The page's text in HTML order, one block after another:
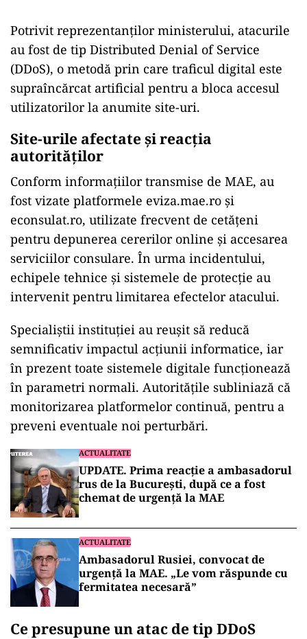
Potrivit reprezentanților ministerului, atacurile
au fost de tip Distributed Denial of Service
(DDoS), o metodă prin care traficul digital este
supraîncărcat artificial pentru a bloca accesul
utilizatorilor la anumite site-uri.
Site-urile afectate și reacția
autorităților
Conform informațiilor transmise de MAE, au
fost vizate platformele eviza.mae.ro și
econsulat.ro, utilizate frecvent de cetățeni
pentru depunerea cererilor online și accesarea
serviciilor consulare. În urma incidentului,
echipele tehnice și sistemele de protecție au
intervenit pentru limitarea efectelor atacului.
Specialiștii instituției au reușit să reducă
semnificativ impactul acțiunii informatice, iar
în prezent toate sistemele digitale funcționează
în parametri normali. Autoritățile subliniază că
monitorizarea platformelor continuă, pentru a
preveni eventuale noi perturbări.
ACTUALITATE
UPDATE. Prima reacție a ambasadorul
rus de la București, după ce a fost
chemat de urgență la MAE
ACTUALITATE
Ambasadorul Rusiei, convocat de
urgență la MAE. „Le vom răspunde cu
fermitatea necesară”
Ce presupune un atac de tip DDoS